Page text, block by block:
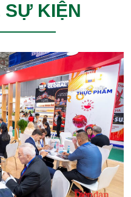
SỰ KIỆN